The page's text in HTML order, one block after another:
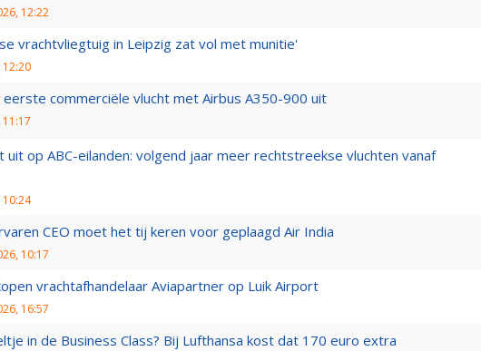
12:22
vrachtvliegtuig in Leipzig zat vol met munitie'
12:20
commerciële vlucht met Airbus A350-900 uit
uit op ABC-eilanden: volgend jaar meer rechtstreekse vluchten vanaf
10:24
CEO moet het tij keren voor geplaagd Air India
10:17
vrachtafhandelaar Aviapartner op Luik Airport
16:57
in de Business Class? Bij Lufthansa kost dat 170 euro extra